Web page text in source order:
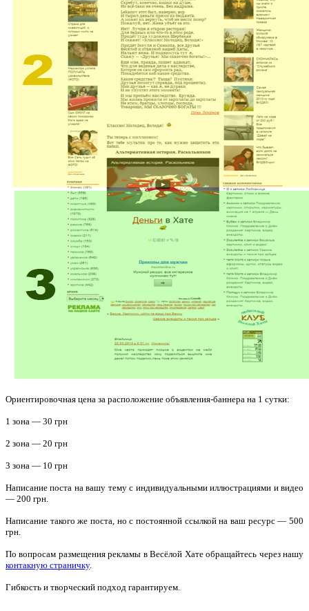
Ориентировочная цена за расположение объявления-баннера на 1 сутки:
1 зона — 30 грн
2 зона — 20 грн
3 зона — 10 грн
Написание поста на вашу тему с индивидуальными иллюстрациями и видео
— 200 грн.
Написание такого же поста, но с постоянной ссылкой на ваш ресурс — 500
грн.
По вопросам размещения рекламы в Весёлой Хате обращайтесь через нашу
контакную страничку.
Гибкость и творческий подход гарантируем.